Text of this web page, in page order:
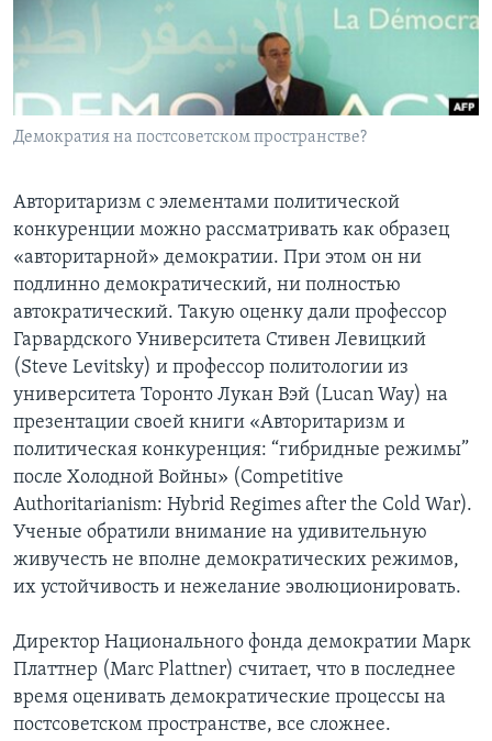
Learning English
СОЦИАЛЬНЫЕ СЕТИ
Языки
Демократия на постсоветском пространстве?
Авторитаризм с элементами политической
конкуренции можно рассматривать как образец
«авторитарной» демократии. При этом он ни
подлинно демократический, ни полностью
автократический. Такую оценку дали профессор
Гарвардского Университета Стивен Левицкий
(Steve Levitsky) и профессор политологии из
университета Торонто Лукан Вэй (Lucan Way) на
презентации своей книги «Авторитаризм и
политическая конкуренция: “гибридные режимы”
после Холодной Войны» (Competitive
Authoritarianism: Hybrid Regimes after the Cold War).
Ученые обратили внимание на удивительную
живучесть не вполне демократических режимов,
их устойчивость и нежелание эволюционировать.
Директор Национального фонда демократии Марк
Платтнер (Marc Plattner) считает, что в последнее
время оценивать демократические процессы на
постсоветском пространстве, все сложнее.